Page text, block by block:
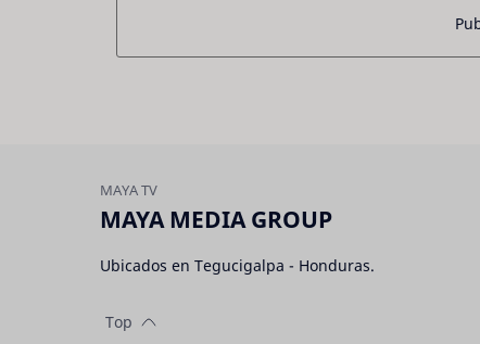
MAYA MEDIA GROUP
Ubicados en Tegucigalpa - Honduras.